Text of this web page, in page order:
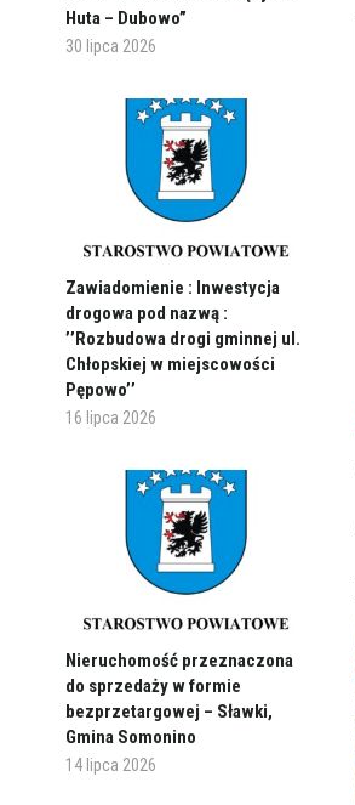
Huta – Dubowo”
30 lipca 2026
Zawiadomienie : Inwestycja
drogowa pod nazwą :
’’Rozbudowa drogi gminnej ul.
Chłopskiej w miejscowości
Pępowo’’
16 lipca 2026
Nieruchomość przeznaczona
do sprzedaży w formie
bezprzetargowej – Sławki,
Gmina Somonino
14 lipca 2026